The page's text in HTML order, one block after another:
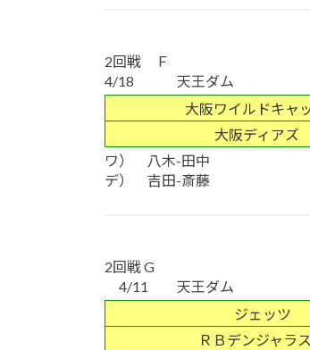
2回戦 Ｆ
4/18 天王ダム
大阪ワイルドキャ
大阪ディアズ
ワ） 八木-田中
デ） 吉田-斎藤
2回戦 G
4/11 天王ダム
ジェッツ
ＲＢデンジャラス